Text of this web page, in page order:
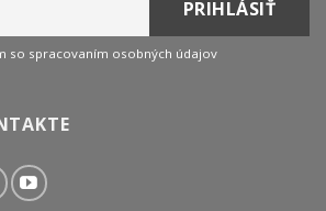
so spracovaním osobných údajov